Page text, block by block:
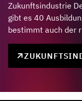
Zukunftsindustrie
gibt es 40
bestimmt auch der